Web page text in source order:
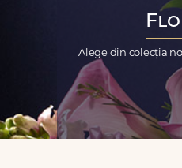
Alege din colecția